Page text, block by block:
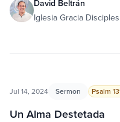
David Beltrán
Iglesia Gracia
Jul 14, 2024 Sermon Psalm
Un Alma Destetada